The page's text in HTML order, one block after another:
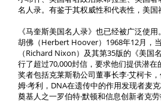
名人录。有鉴于其权威性和代表性，美国
《马奎斯美国名人录》也已经被广泛使
胡佛（Herbert Hoover）1968年12月，
（Richard Nixon）及其第35版的《美国
行了超过70,000封信，要求他们提供潜
奖者包括克莱斯勒公司董事长李·艾柯卡
姆·考利，DNA在遗传中的作用发现者麦
奠基人之一罗伯特·默顿和信息创新者克劳